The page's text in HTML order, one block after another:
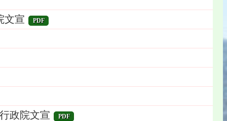
文宣 PDF
政院文宣 PDF